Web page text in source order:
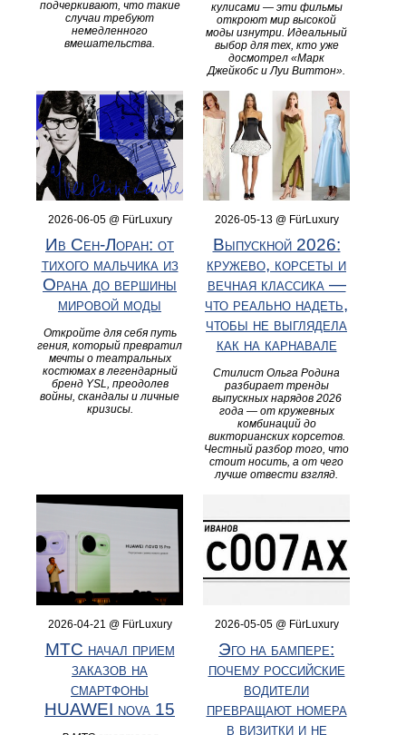
подчеркивают, что такие
случаи требуют
немедленного
вмешательства.
кулисами — эти фильмы
откроют мир высокой
моды изнутри. Идеальный
выбор для тех, кто уже
досмотрел «Марк
Джейкобс и Луи Виттон».
2026-06-05 @ FürLuxury
Ив Сен-Лоран: от
тихого мальчика из
Орана до вершины
мировой моды
Откройте для себя путь
гения, который превратил
мечты о театральных
костюмах в легендарный
бренд YSL, преодолев
войны, скандалы и личные
кризисы.
2026-05-13 @ FürLuxury
Выпускной 2026:
кружево, корсеты и
вечная классика —
что реально надеть,
чтобы не выглядела
как на карнавале
Стилист Ольга Родина
разбирает тренды
выпускных нарядов 2026
года — от кружевных
комбинаций до
викторианских корсетов.
Честный разбор того, что
стоит носить, а от чего
лучше отвести взгляд.
2026-04-21 @ FürLuxury
МТС начал прием
заказов на
смартфоны
HUAWEI nova 15
2026-05-05 @ FürLuxury
Эго на бампере:
почему российские
водители
превращают номера
в визитки и не